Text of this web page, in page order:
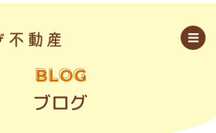
BLOG
ブログ